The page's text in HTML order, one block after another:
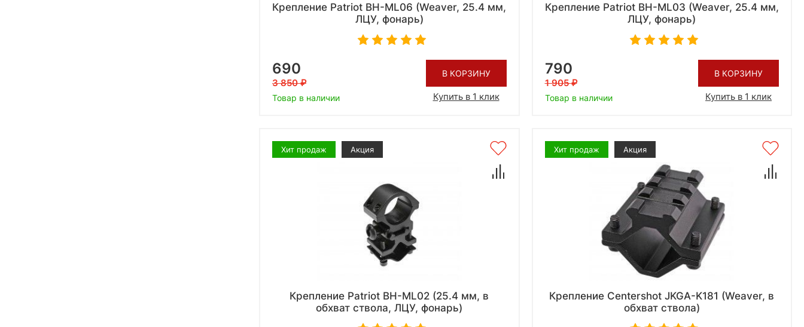
Крепление Patriot BH-ML06 (Weaver, 25.4 мм,
ЛЦУ, фонарь)
690
3 850
Товар в наличии
В КОРЗИНУ
Купить в 1 клик
Крепление Patriot BH-ML03 (Weaver, 25.4 мм,
ЛЦУ, фонарь)
790
1 905
Товар в наличии
В КОРЗИНУ
Купить в 1 клик
Хит продаж Акция
Крепление Patriot BH-ML02 (25.4 мм, в
обхват ствола, ЛЦУ, фонарь)
Хит продаж Акция
Крепление Centershot JKGA-K181 (Weaver, в
обхват ствола)